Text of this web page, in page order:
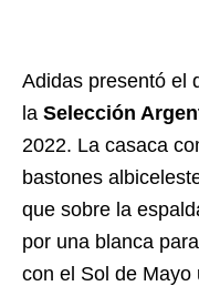
Adidas presentó el
la Selección
2022. La casaca
bastones
que sobre la
por una blanca
con el Sol de Mayo